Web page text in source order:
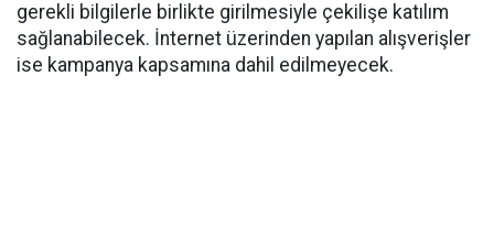
gerekli bilgilerle birlikte girilmesiyle çekilişe katılım
sağlanabilecek. İnternet üzerinden yapılan alışverişler
ise kampanya kapsamına dahil edilmeyecek.